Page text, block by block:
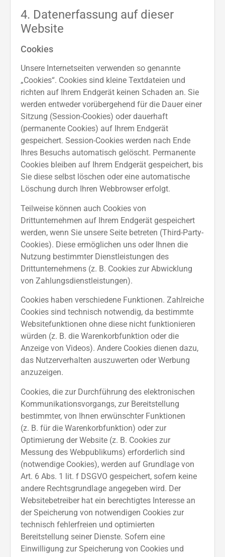
4. Datenerfassung auf dieser
Website
Cookies
Unsere Internetseiten verwenden so genannte
„Cookies“. Cookies sind kleine Textdateien und
richten auf Ihrem Endgerät keinen Schaden an. Sie
werden entweder vorübergehend für die Dauer einer
Sitzung (Session-Cookies) oder dauerhaft
(permanente Cookies) auf Ihrem Endgerät
gespeichert. Session-Cookies werden nach Ende
Ihres Besuchs automatisch gelöscht. Permanente
Cookies bleiben auf Ihrem Endgerät gespeichert, bis
Sie diese selbst löschen oder eine automatische
Löschung durch Ihren Webbrowser erfolgt.
Teilweise können auch Cookies von
Drittunternehmen auf Ihrem Endgerät gespeichert
werden, wenn Sie unsere Seite betreten (Third-Party-
Cookies). Diese ermöglichen uns oder Ihnen die
Nutzung bestimmter Dienstleistungen des
Drittunternehmens (z. B. Cookies zur Abwicklung
von Zahlungsdienstleistungen).
Cookies haben verschiedene Funktionen. Zahlreiche
Cookies sind technisch notwendig, da bestimmte
Websitefunktionen ohne diese nicht funktionieren
würden (z. B. die Warenkorbfunktion oder die
Anzeige von Videos). Andere Cookies dienen dazu,
das Nutzerverhalten auszuwerten oder Werbung
anzuzeigen.
Cookies, die zur Durchführung des elektronischen
Kommunikationsvorgangs, zur Bereitstellung
bestimmter, von Ihnen erwünschter Funktionen
(z. B. für die Warenkorbfunktion) oder zur
Optimierung der Website (z. B. Cookies zur
Messung des Webpublikums) erforderlich sind
(notwendige Cookies), werden auf Grundlage von
Art. 6 Abs. 1 lit. f DSGVO gespeichert, sofern keine
andere Rechtsgrundlage angegeben wird. Der
Websitebetreiber hat ein berechtigtes Interesse an
der Speicherung von notwendigen Cookies zur
technisch fehlerfreien und optimierten
Bereitstellung seiner Dienste. Sofern eine
Einwilligung zur Speicherung von Cookies und